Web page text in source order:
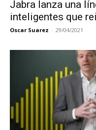
Jabra lanza una
inteligentes que
Oscar Suarez - 29/04/2021